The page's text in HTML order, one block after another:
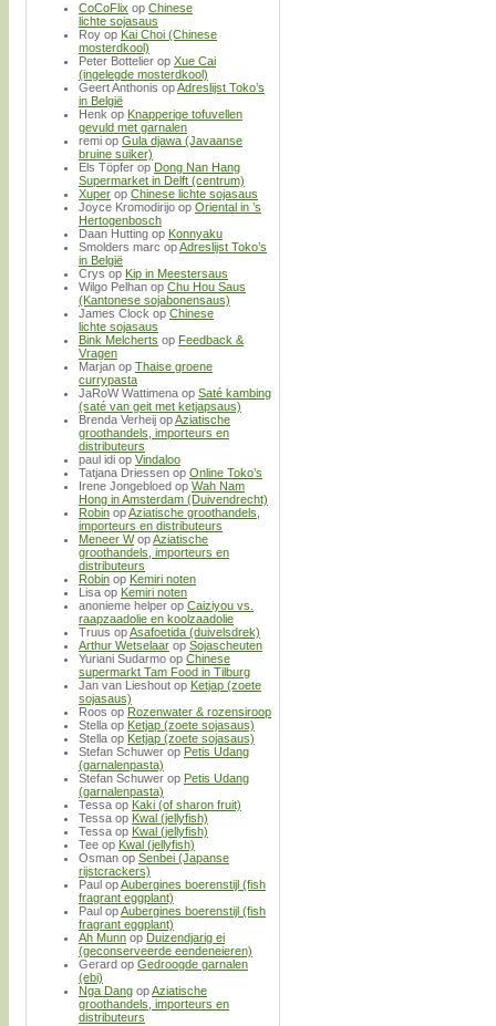
CoCoFlix op Chinese
lichte sojasaus
Roy op Kai Choi (Chinese
mosterdkool)
Peter Bottelier op Xue Cai
(ingelegde mosterdkool)
Geert Anthonis opAdreslijst Toko’s
in België
Henk op Knapperige tofuvellen
gevuld met garnalen
remi op Gula djawa (Javaanse
bruine suiker)
Els Töpfer op Dong Nan Hang
Supermarket in Delft (centrum)
Xuper op Chinese lichte sojasaus
Joyce Kromodirijo op Oriental in ’s
Hertogenbosch
Daan Hutting op Konnyaku
Smolders marc opAdreslijst Toko’s
in België
Crys op Kip in Meestersaus
Wilgo Pelhan op Chu Hou Saus
(Kantonese sojabonensaus)
James Clock op Chinese
lichte sojasaus
Bink Melcherts op Feedback &
Vragen
Marjan op Thaise groene
currypasta
JaRoW Wattimena op Saté kambing
(saté van geit met ketjapsaus)
Brenda Verheij opAziatische
groothandels, importeurs en
distributeurs
paul idi op Vindaloo
Tatjana Driessen op Online Toko’s
Irene Jongebloed op Wah Nam
Hong in Amsterdam (Duivendrecht)
Robin opAziatische groothandels,
importeurs en distributeurs
Meneer WopAziatische
groothandels, importeurs en
distributeurs
Robin op Kemiri noten
Lisa op Kemiri noten
anonieme helper op Caiziyou vs.
raapzaadolie en koolzaadolie
Truus opAsafoetida (duivelsdrek)
Arthur Wetselaar op Sojascheuten
Yuriani Sudarmo op Chinese
supermarkt Tam Food in Tilburg
Jan van Lieshout op Ketjap (zoete
sojasaus)
Roos op Rozenwater & rozensiroop
Stella op Ketjap (zoete sojasaus)
Stella op Ketjap (zoete sojasaus)
Stefan Schuwer op Petis Udang
(garnalenpasta)
Stefan Schuwer op Petis Udang
(garnalenpasta)
Tessa op Kaki (of sharon fruit)
Tessa op Kwal (jellyfish)
Tessa op Kwal (jellyfish)
Tee op Kwal (jellyfish)
Osman op Senbei (Japanse
rijstcrackers)
Paul opAubergines boerenstijl (fish
fragrant eggplant)
Paul opAubergines boerenstijl (fish
fragrant eggplant)
Ah Munn op Duizendjarig ei
(geconserveerde eendeneieren)
Gerard op Gedroogde garnalen
(ebi)
Nga Dang opAziatische
groothandels, importeurs en
distributeurs